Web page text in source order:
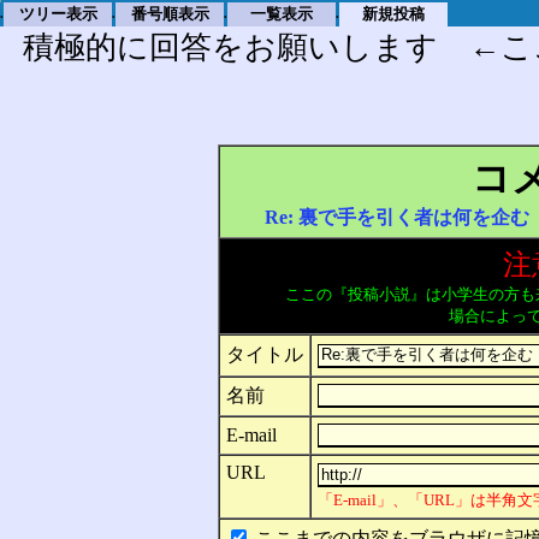
. ツリー表示 . 番号順表示 . 一覧表示 . 新規投稿
積極的に回答をお願いします ←こ
コ
Re: 裏で手を引く者は何を企
注
ここの『投稿小説』は小学生の方
場合によっ
タイトル
名前
E-mail
URL
「E-mail」、「URL」は半角